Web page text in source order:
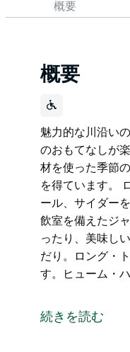
概要
概要
魅力的な川沿い
のおもてなしが
材を使った季節
を得ています。
ール、サイダー
飲室を備えたジ
ったり、美味し
だり。ロング・
す。ヒューム・
のおもてなしが
材を使った季節
続きを読む